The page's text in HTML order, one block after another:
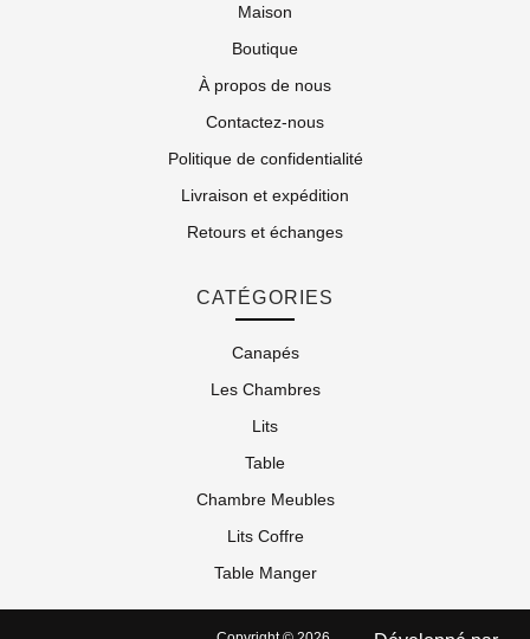
Maison
Boutique
À propos de nous
Contactez-nous
Politique de confidentialité
Livraison et expédition
Retours et échanges
CATÉGORIES
Canapés
Les Chambres
Lits
Table
Chambre Meubles
Lits Coffre
Table Manger